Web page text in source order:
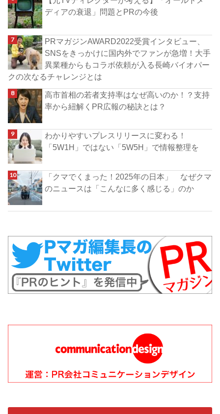
ディアの衰退」問題とPRの今後
PRマガジンAWARD2022受賞インタビュー、
SNSをきっかけに国内外でファンが急増！大手
異業種からもコラボ依頼が入る長崎バイオパー
クの次なるチャレンジとは
高市首相の若者支持率はなぜ高いのか！？支持
率から紐解くPR広報の秘訣とは？
わかりやすいプレスリリースに変わる！
「5W1H」ではない「5W5H」で情報整理を
「クマでくまった！2025年の日本」 なぜクマ
のニュースは「こんなに多く感じる」のか